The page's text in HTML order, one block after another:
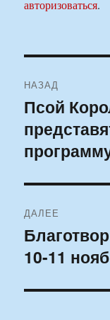
авторизоваться.
по
записям
НАЗАД
Предыдущая
запись:
Псой
ДАЛЕЕ
Следующая
запись:
10-11